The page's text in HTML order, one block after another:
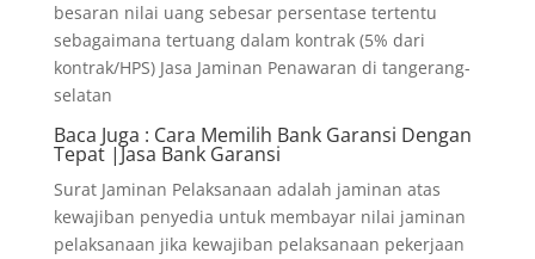
besaran nilai uang sebesar persentase tertentu
sebagaimana tertuang dalam kontrak (5% dari
kontrak/HPS) Jasa Jaminan Penawaran di tangerang-
selatan
Baca Juga : Cara Memilih Bank Garansi Dengan
Tepat |Jasa Bank Garansi
Surat Jaminan Pelaksanaan adalah jaminan atas
kewajiban penyedia untuk membayar nilai jaminan
pelaksanaan jika kewajiban pelaksanaan pekerjaan